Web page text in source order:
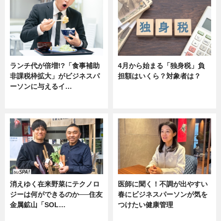
ランチ代が倍増!?「食事補助
非課税枠拡大」がビジネスパ
ーソンに与えるイ…
4月から始まる「独身税」負
担額はいくら？対象者は？
消えゆく在来野菜にテクノロ
ジーは何ができるのか──住友
金属鉱山「SOL…
医師に聞く！不調が出やすい
春にビジネスパーソンが気を
つけたい健康管理